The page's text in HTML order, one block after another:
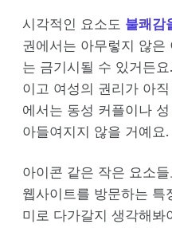
시각적인 요소도 불쾌감
권에서는 아무렇지 않은
는 금기시될 수 있거든
이고 여성의 권리가 아
에서는 동성 커플이나
아들여지지 않을 거예요.
아이콘 같은 작은 요소
웹사이트를 방문하는 특
미로 다가갈지 생각해봐